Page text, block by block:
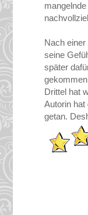
Nach
seine
später
Drittel hat
Autorin hat
getan.